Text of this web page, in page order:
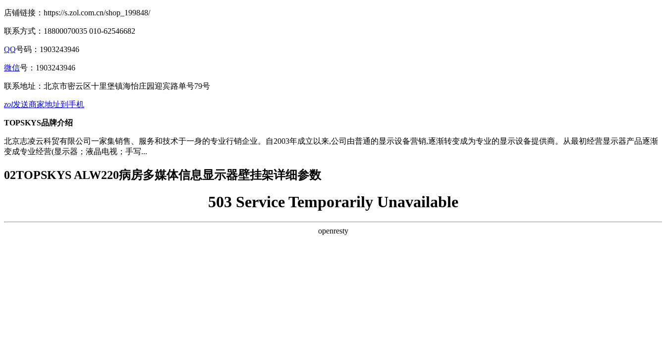
店铺链接： https://s.zol.com.cn/shop_199848/
联系方式： 18800070035 010-62546682
QQ号码：1903243946
微信号： 1903243946
联系地址： 北京市密云区十里堡镇海怡庄园迎宾路单号79号
zol发送商家地址到手机
TOPSKYS品牌介绍
北京志凌云科贸有限公司一家集销售、服务和技术于一身的专业行销企业。自2003年成立以来,公司由普通的显示设备营销,逐渐转变成为专业的显示设备提供商。从最初经营显示器产品逐渐
变成专业经营(显示器；液晶电视；手写...
02TOPSKYS ALW220病房多媒体信息显示器壁挂架详细参数